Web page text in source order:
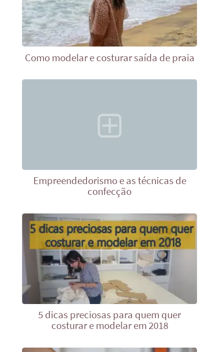
Como modelar e costurar saída de praia
Empreendedorismo e as técnicas de
confecção
5 dicas preciosas para quem quer
costurar e modelar em 2018